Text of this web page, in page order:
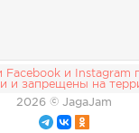
Facebook и Instagram
и запрещены на
2026 © JagaJam